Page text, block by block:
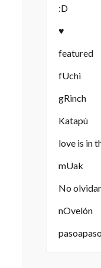
:D
♥
featured
fUchi
gRinch
Katapú
love is in
mUak
No olvidar
nOvelón
pasoapaso